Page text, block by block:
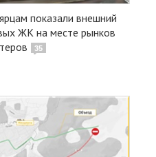
показали внешний
ЖК на месте рынков
35